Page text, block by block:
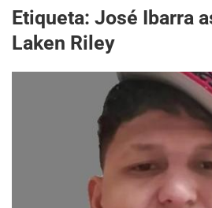
Etiqueta: José Ibarra
Laken Riley